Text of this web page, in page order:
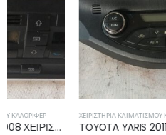
ΧΕΙΡΙΣΤΉΡΙΑ ΚΛΙΜΑΤΙΣΜΟΎ ΚΑΛΟΡΙΦΈΡ
TOYOTA YARIS 2011-2014, 2014-2017 ΧΕΙΡΙΣΤΗΡΙΟ ΚΑΛΟΡΙΦΕΡ ΚΛΙΜΑΤΙΣΜΟΥ 75F206